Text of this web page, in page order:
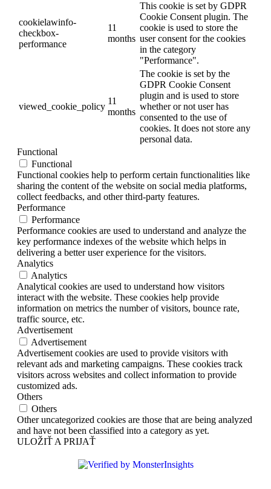
cookielawinfo-
checkbox-
performance
11
months
This cookie is set by GDPR
Cookie Consent plugin. The
cookie is used to store the
user consent for the cookies
in the category
"Performance".
viewed_cookie_policy
11
months
The cookie is set by the
GDPR Cookie Consent
plugin and is used to store
whether or not user has
consented to the use of
cookies. It does not store any
personal data.
Functional
Functional
Functional cookies help to perform certain functionalities like
sharing the content of the website on social media platforms,
collect feedbacks, and other third-party features.
Performance
Performance
Performance cookies are used to understand and analyze the
key performance indexes of the website which helps in
delivering a better user experience for the visitors.
Analytics
Analytics
Analytical cookies are used to understand how visitors
interact with the website. These cookies help provide
information on metrics the number of visitors, bounce rate,
traffic source, etc.
Advertisement
Advertisement
Advertisement cookies are used to provide visitors with
relevant ads and marketing campaigns. These cookies track
visitors across websites and collect information to provide
customized ads.
Others
Others
Other uncategorized cookies are those that are being analyzed
and have not been classified into a category as yet.
ULOŽIŤ A PRIJAŤ